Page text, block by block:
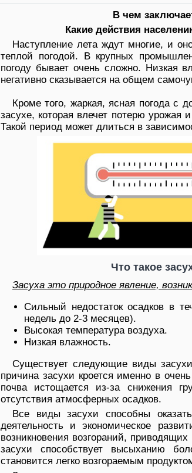
В чем
Какие действия
Наступление лета ждут многие, и
теплой погодой. В крупных
погоду бывает очень сложно. Низкая
негативно сказывается на общем
Кроме того, жаркая, ясная погода с
засухе, которая влечет потерю урожая
Такой период может длиться в
Что такое
Засуха это природное явление,
Сильный недостаток осадков в
недель до 2-3 месяцев).
Высокая температура воздуха.
Низкая влажность.
Существует следующие виды
причина засухи кроется именно в
почва истощается из-за снижения
отсутствия атмосферных осадков.
Все виды засухи способны
деятельность и экономическое
возникновения возгораний,
засухи способствует высыханию
становится легко возгораемым